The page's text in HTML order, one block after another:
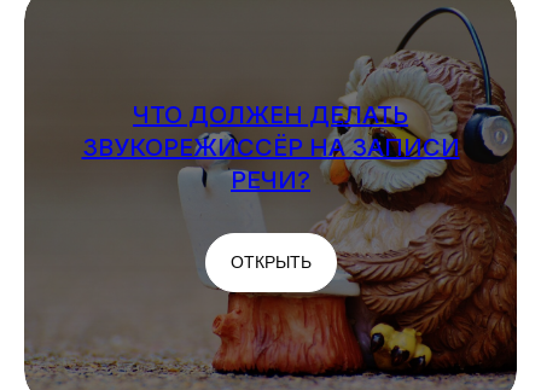
ЧТО ДОЛЖЕН ДЕЛАТЬ
ЗВУКОРЕЖИССЁР НА ЗАПИСИ
РЕЧИ?
ОТКРЫТЬ